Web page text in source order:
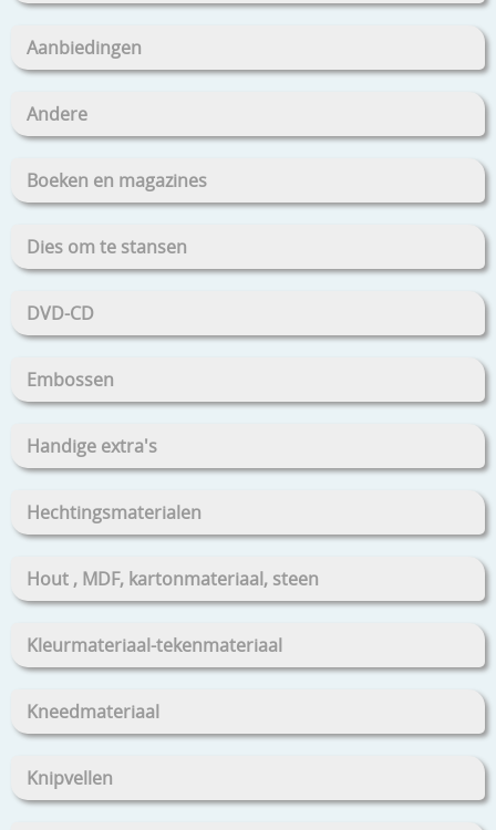
Aanbiedingen
Andere
Boeken en magazines
Dies om te stansen
DVD-CD
Embossen
Handige extra's
Hechtingsmaterialen
Hout , MDF, kartonmateriaal, steen
Kleurmateriaal-tekenmateriaal
Kneedmateriaal
Knipvellen